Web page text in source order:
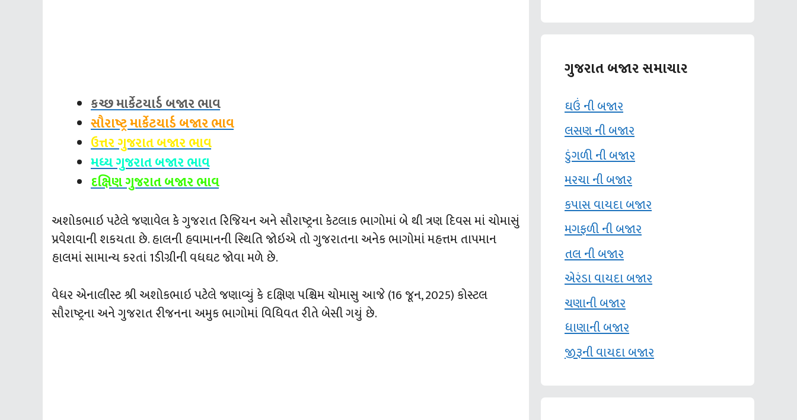
કચ્છ માર્કેટયાર્ડ બજાર ભાવ
સૌરાષ્ટ્ર માર્કેટયાર્ડ બજાર ભાવ
ઉત્તર ગુજરાત બજાર ભાવ
મધ્ય ગુજરાત બજાર ભાવ
દક્ષિણ ગુજરાત બજાર ભાવ
અશોકભાઇ પટેલે જણાવેલ કે ગુજરાત રિજિયન અને સૌરાષ્‍ટ્રના કેટલાક ભાગોમાં બે થી ત્રણ દિવસ માં ચોમાસું
પ્રવેશવાની શકયતા છે. હાલની હવામાનની સ્‍થિતિ જોઇએ તો ગુજરાતના અનેક ભાગોમાં મહત્તમ તાપમાન
હાલમાં સામાન્‍ય કરતાં 1ડીગ્રીની વધઘટ જોવા મળે છે.
વેધર એનાલીસ્‍ટ શ્રી અશોકભાઇ પટેલે જણાવ્‍યું કે દક્ષિણ પશ્ચિમ ચોમાસુ આજે (16 જૂન, 2025) કોસ્ટલ
સૌરાષ્ટ્રના અને ગુજરાત રીજનના અમુક ભાગોમાં વિધિવત રીતે બેસી ગયું છે.
ગુજરાત બજાર સમાચાર
ઘઉં ની બજાર
લસણ ની બજાર
ડુંગળી ની બજાર
મરચા ની બજાર
કપાસ વાયદા બજાર
મગફળી ની બજાર
તલ ની બજાર
એરંડા વાયદા બજાર
ચણાની બજાર
ધાણાની બજાર
જીરૂની વાયદા બજાર